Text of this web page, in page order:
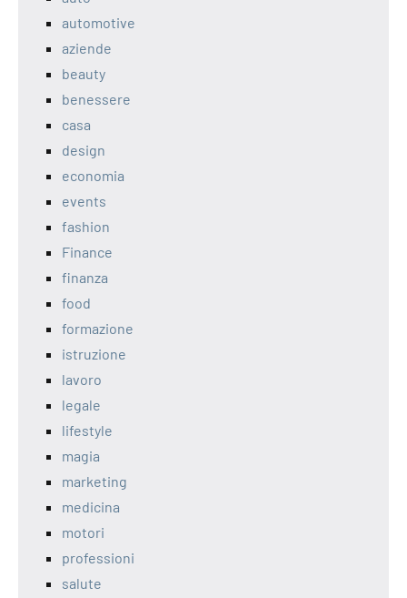
automotive
aziende
beauty
benessere
casa
design
economia
events
fashion
Finance
finanza
food
formazione
istruzione
lavoro
legale
lifestyle
magia
marketing
medicina
motori
professioni
salute